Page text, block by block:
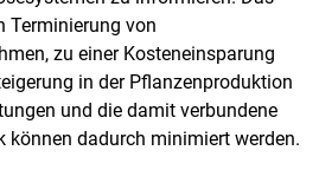
Terminierung von
zu einer Kosteneinsparung
in der Pflanzenproduktion
und die damit verbundene
können dadurch minimiert werden.